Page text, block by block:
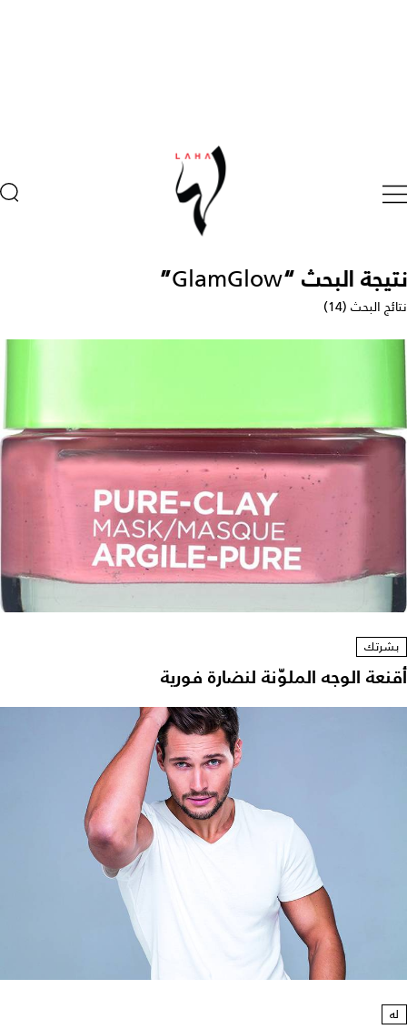
نتيجة البحث “GlamGlow
”
نتائج البحث (14)
بشرتك
أقنعة الوجه الملوّنة لنضارة فورية
له